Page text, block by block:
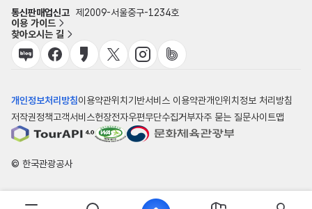
통신판매업신고 제2009-서울중구-1234호
이용 가이드
찾아오시는 길
개인정보처리방침이용약관위치기반서비스 이용약관개인위치정보 처리방침
저작권정책고객서비스헌장전자우편무단수집거부자주 묻는 질문사이트맵
© 한국관광공사